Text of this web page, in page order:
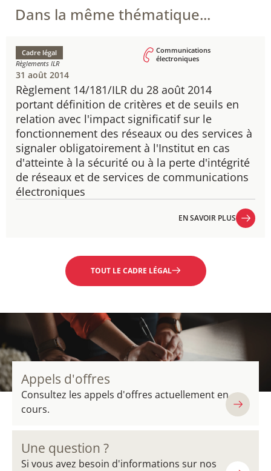
Dans la même thématique...
Règlement 14/181/ILR du 28 août 2014
​portant définition de critères et de seuils en
relation avec l'impact significatif sur le
fonctionnement des réseaux ou des services à
signaler obligatoirement à l'Institut en cas
d'atteinte à la sécurité ou à la perte d'intégrité
de réseaux et de services de communications
électroniques
Cadre légal
Règlements ILR
Communications
électroniques
31 août 2014
EN SAVOIR PLUS
TOUT LE CADRE LÉGAL
Appels d'offres
Consultez les appels d'offres actuellement en
cours.
Une question ?
Si vous avez besoin d'informations sur nos